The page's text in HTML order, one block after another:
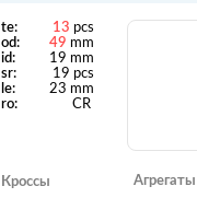
te: 13 pcs
od:
49 mm
id:
19 mm
sr:
19 pcs
le:
23 mm
ro:
CR
Кроссы Агрегаты